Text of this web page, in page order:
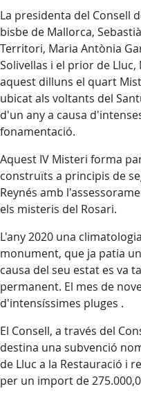
La presidenta del Consell
bisbe de Mallorca,
Territori, Maria Antònia
Solivellas i el prior de
aquest dilluns el quart
ubicat als voltants del
d'un any a causa
fonamentació.
Aquest IV Misteri forma
construïts a principis de
Reynés amb
els misteris del Rosari.
L'any 2020 una
monument, que ja patia
causa del seu estat es va
permanent. El mes de
d'intensíssimes pluges .
El Consell, a través del
destina una subvenció
de Lluc a la Restauració i
per un import de